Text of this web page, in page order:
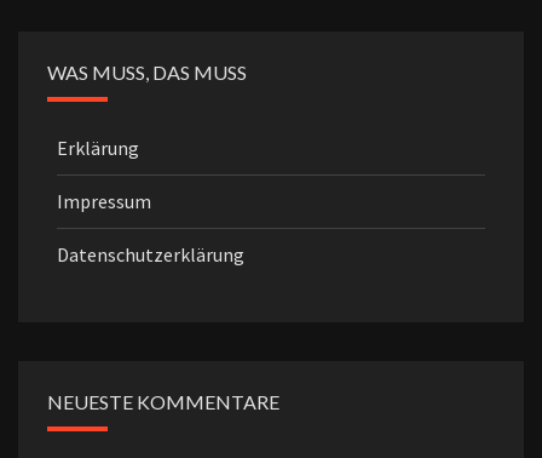
WAS MUSS, DAS MUSS
Erklärung
Impressum
Datenschutzerklärung
NEUESTE KOMMENTARE